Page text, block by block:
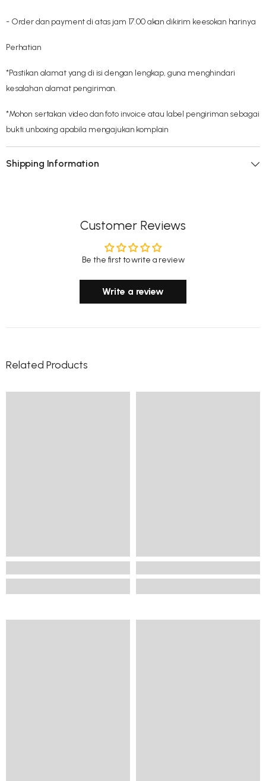
- Order dan payment di atas jam 17.00 akan dikirim keesokan harinya
Perhatian
*Pastikan alamat yang di isi dengan lengkap, guna menghindari
kesalahan alamat pengiriman.
*Mohon sertakan video dan foto invoice atau label pengiriman sebagai
bukti unboxing apabila mengajukan komplain
Shipping Information
Customer Reviews
Be the first to write a review
Write a review
Related Products